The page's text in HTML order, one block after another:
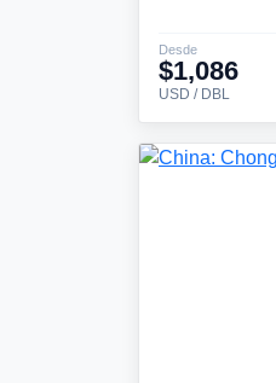
Desde
$1,086
USD / DBL